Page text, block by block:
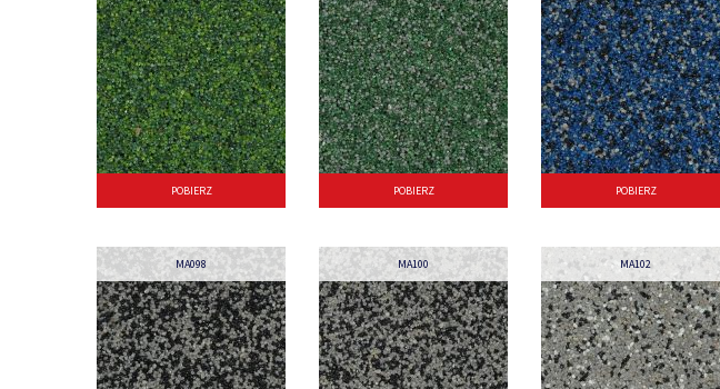
POBIERZ POBIERZ POBIERZ
MA098 MA100 MA102